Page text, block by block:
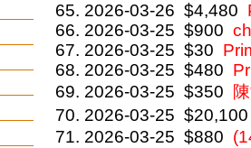
2026-03-26 $4,480
2026-03-25 $900
2026-03-25 $30
2026-03-25 $480
2026-03-25 $350
2026-03-25 $20,100
2026-03-25 $880